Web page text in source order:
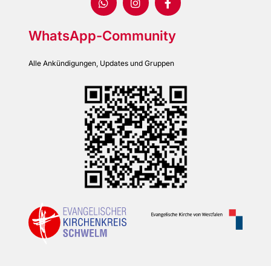
WhatsApp-Community
Alle Ankündigungen, Updates und Gruppen